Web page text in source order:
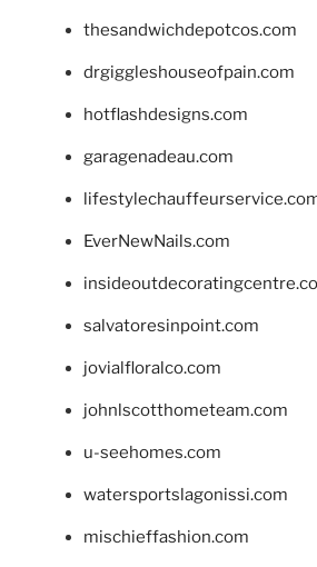
thesandwichdepotcos.com
drgiggleshouseofpain.com
hotflashdesigns.com
garagenadeau.com
EverNewNails.com
salvatoresinpoint.com
jovialfloralco.com
johnlscotthometeam.com
u-seehomes.com
watersportslagonissi.com
mischieffashion.com